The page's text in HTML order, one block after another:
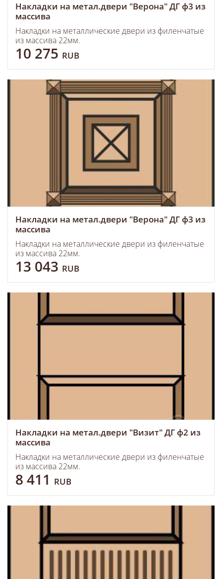
Накладки на метал.двери "Верона" ДГ ф3 из
массива
Накладки на металлические двери из филенчатые
из массива 22мм.
10 275 RUB
Накладки на метал.двери "Верона" ДГ ф3 из
массива
Накладки на металлические двери из филенчатые
из массива 22мм.
13 043 RUB
Накладки на метал.двери "Визит" ДГ ф2 из
массива
Накладки на металлические двери из филенчатые
из массива 22мм.
8 411 RUB